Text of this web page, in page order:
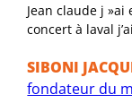
Jean claude j »ai
concert à laval
SIBONI
fondateur du